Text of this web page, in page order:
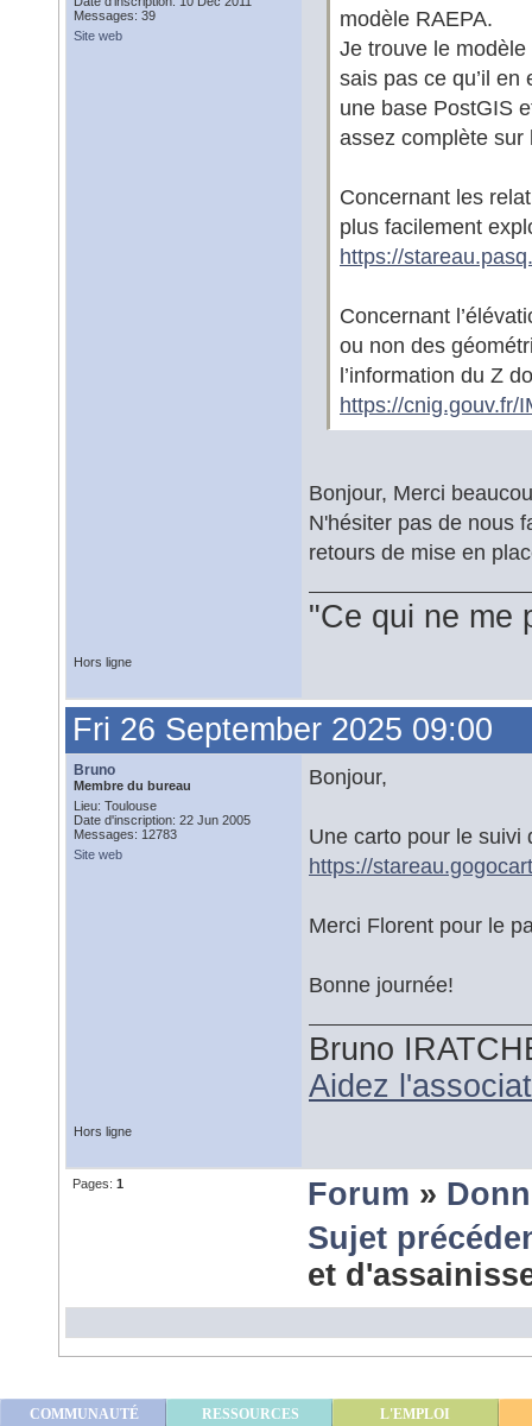
Messages: 39
Site web
modèle RAEPA.
Je trouve le
sais pas ce qu’il
une base PostGIS
assez complète
Concernant les
plus facilement
https://
Concernant
ou non des
l’information du Z
https://
Bonjour, Merci
N'hésiter pas de nous
retours de mise en
"Ce qui ne me
Hors ligne
Fri 26 September 2025 09:00
Bruno
Membre du bureau
Lieu: Toulouse
Date d'inscription: 22 Jun 2005
Messages: 12783
Site web
Bonjour,
Une carto pour le suivi
https://
Merci Florent pour le
Bonne journée!
Bruno
Aidez
Hors ligne
Pages: 1 Forum »
Sujet
et
COMMUNAUTÉ RESSOURCES L'EMPLOI